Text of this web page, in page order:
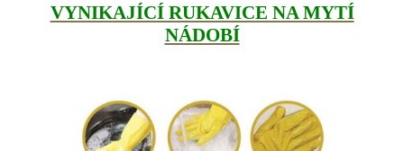
VYNIKAJÍCÍ RUKAVICE NA MYTÍ
NÁDOBÍ